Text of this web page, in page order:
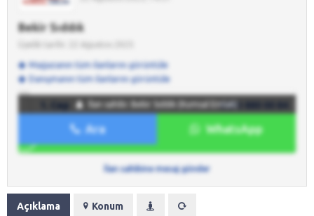
Bekir Sıddık
Mağazanın tüm ilanlarını görüntüle
Danışmanın tüm ilanlarını görüntüle
1. Cep 0533 880 00 84
WhatsApp 0533 880 00 84
İlan sahibine mesaj gönder
İlan sahibi: Bekir Sıddık (Kumsal Emlak)
Ara WhatsApp
Açıklama Konum